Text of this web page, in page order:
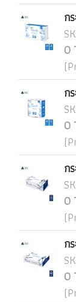
ก
0
ก
0
ก
0
ก
0